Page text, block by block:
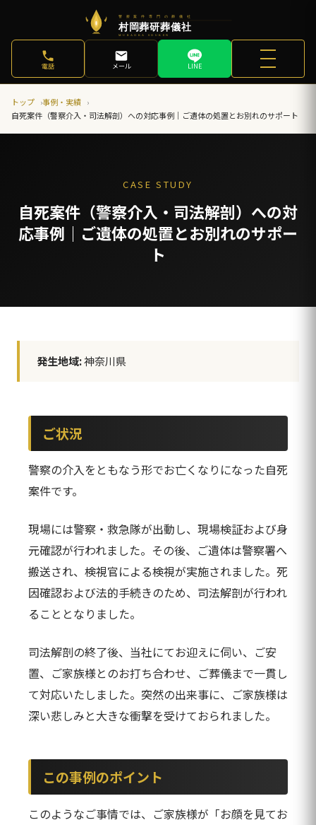
電話 メール LINE
トップ
事例・実績
自死案件（警察介入・司法解剖）への対応事例｜ご遺体の処置とお別れのサポート
CASE STUDY
自死案件（警察介入・司法解剖）への対
応事例｜ご遺体の処置とお別れのサポー
ト
発生地域:神奈川県
ご状況
警察の介入をともなう形でお亡くなりになった自死
案件です。
現場には警察・救急隊が出動し、現場検証および身
元確認が行われました。その後、ご遺体は警察署へ
搬送され、検視官による検視が実施されました。死
因確認および法的手続きのため、司法解剖が行われ
ることとなりました。
司法解剖の終了後、当社にてお迎えに伺い、ご安
置、ご家族様とのお打ち合わせ、ご葬儀まで一貫し
て対応いたしました。突然の出来事に、ご家族様は
深い悲しみと大きな衝撃を受けておられました。
この事例のポイント
このようなご事情では、ご家族様が「お顔を見てお